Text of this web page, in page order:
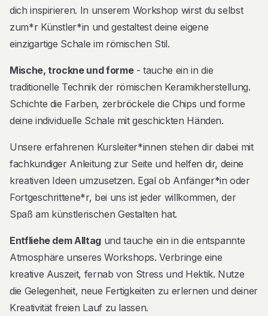
dich inspirieren. In unserem Workshop wirst du selbst
zum*r Künstler*in und gestaltest deine eigene
einzigartige Schale im römischen Stil.
Mische, trockne und forme- tauche ein in die
traditionelle Technik der römischen Keramikherstellung.
Schichte die Farben, zerbröckele die Chips und forme
deine individuelle Schale mit geschickten Händen.
Unsere erfahrenen Kursleiter*innen stehen dir dabei mit
fachkundiger Anleitung zur Seite und helfen dir, deine
kreativen Ideen umzusetzen. Egal ob Anfänger*in oder
Fortgeschrittene*r, bei uns ist jeder willkommen, der
Spaß am künstlerischen Gestalten hat.
Entfliehe dem Alltagund tauche ein in die entspannte
Atmosphäre unseres Workshops. Verbringe eine
kreative Auszeit, fernab von Stress und Hektik. Nutze
die Gelegenheit, neue Fertigkeiten zu erlernen und deiner
Kreativität freien Lauf zu lassen.